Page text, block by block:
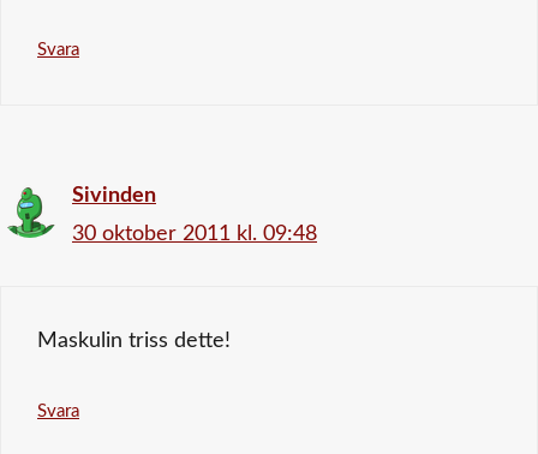
Svara
Sivinden
30 oktober 2011 kl. 09:48
Maskulin triss dette!
Svara